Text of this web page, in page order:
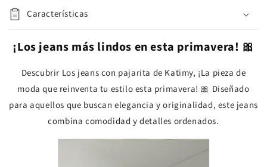
Características
¡Los jeans más lindos en esta primavera! 🎀
Descubrir Los jeans con pajarita de Katimy, ¡La pieza de
moda que reinventa tu estilo esta primavera! 🎀 Diseñado
para aquellos que buscan elegancia y originalidad, este jeans
combina comodidad y detalles ordenados.